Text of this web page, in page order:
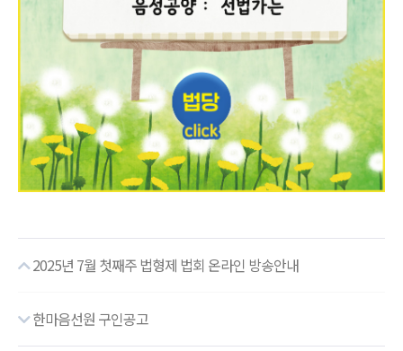
2025년 7월 첫째주 법형제 법회 온라인 방송안내
한마음선원 구인공고